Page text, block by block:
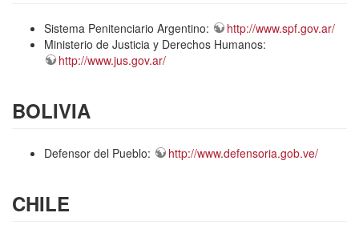
Sistema Penitenciario Argentino:
http://www.spf.gov.ar/
Ministerio de Justicia y Derechos Humanos:
http://www.jus.gov.ar/
BOLIVIA
Defensor del Pueblo: http://www.defensoria.gob.ve/
CHILE